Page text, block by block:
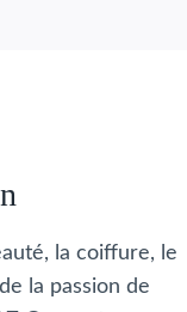
la coiffure, le
la passion de